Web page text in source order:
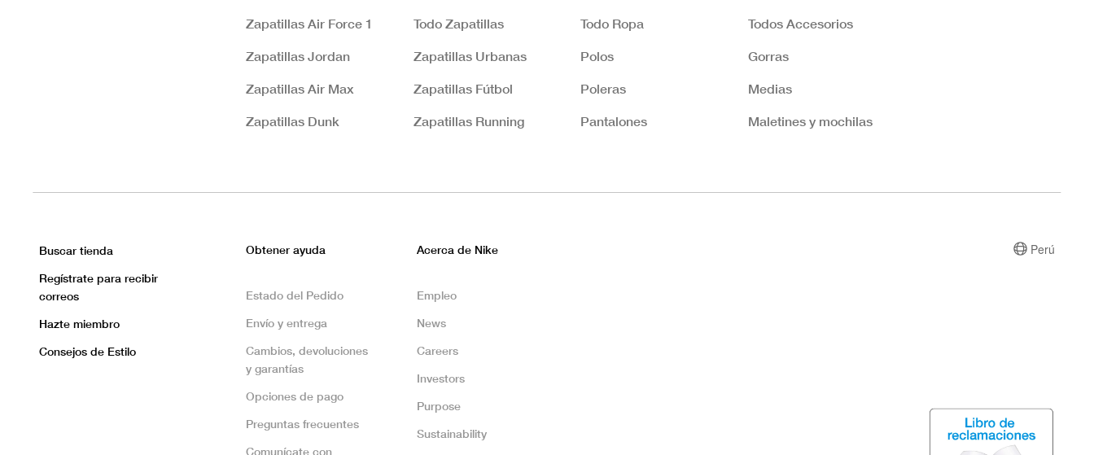
Zapatillas Air Force 1
Zapatillas Jordan
Zapatillas Air Max
Zapatillas Dunk
Todo Zapatillas
Zapatillas Urbanas
Zapatillas Fútbol
Zapatillas Running
Todo Ropa
Polos
Poleras
Pantalones
Todos Accesorios
Gorras
Medias
Maletines y mochilas
Buscar tienda
Regístrate para recibir
correos
Hazte miembro
Consejos de Estilo
Obtener ayuda
Estado del Pedido
Envío y entrega
Cambios, devoluciones
y garantías
Opciones de pago
Preguntas frecuentes
Comunícate con
Acerca de Nike
Empleo
News
Careers
Investors
Purpose
Sustainability
Perú